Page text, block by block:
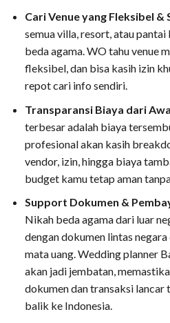
Cari Venue yang Fleksibel &
semua villa, resort, atau
beda agama. WO tahu venue
fleksibel, dan bisa kasih izin
repot cari info sendiri.
Transparansi Biaya dari
terbesar adalah biaya
profesional akan kasih
vendor, izin, hingga biaya
budget kamu tetap aman
Support Dokumen &
Nikah beda agama dari luar
dengan dokumen lintas
mata uang. Wedding planner
akan jadi jembatan,
dokumen dan transaksi lancar
balik ke Indonesia.